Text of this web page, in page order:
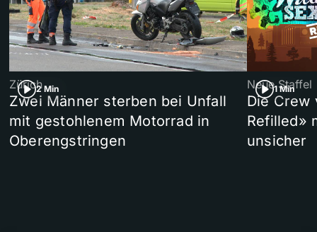
2 Min
Zürich
Zwei Männer sterben bei Unfall
mit gestohlenem Motorrad in
Oberengstringen
1 Min
Neue Staffel
Die Crew
Refilled»
unsicher